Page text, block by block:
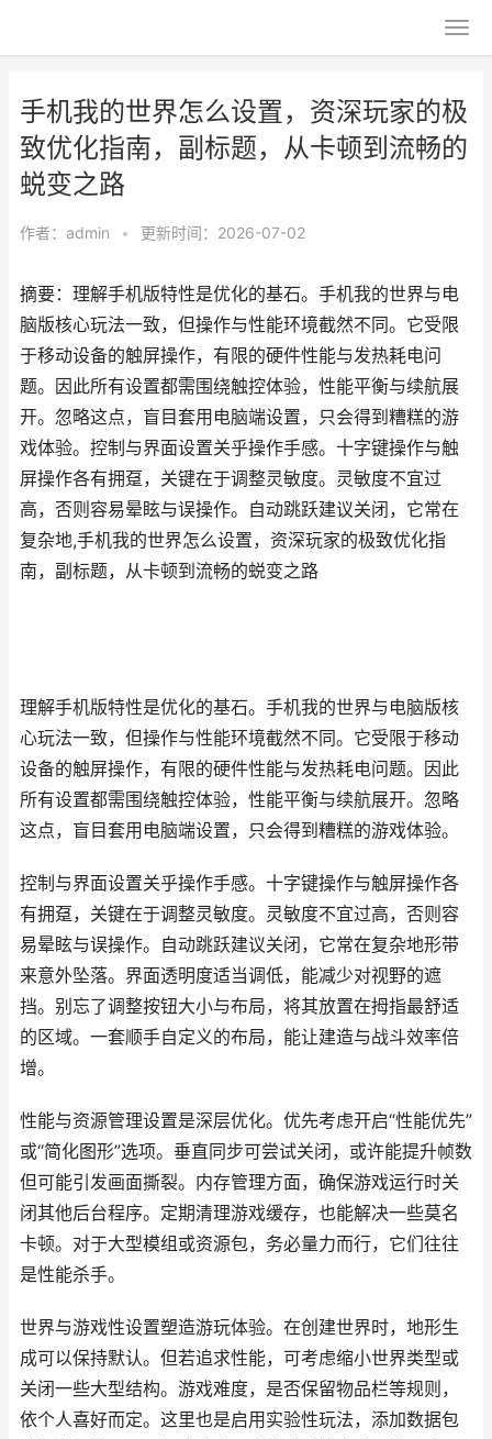
手机我的世界怎么设置，资深玩家的极
致优化指南，副标题，从卡顿到流畅的
蜕变之路
作者： admin • 更新时间：2026-07-02
摘要：理解手机版特性是优化的基石。手机我的世界与电
脑版核心玩法一致，但操作与性能环境截然不同。它受限
于移动设备的触屏操作，有限的硬件性能与发热耗电问
题。因此所有设置都需围绕触控体验，性能平衡与续航展
开。忽略这点，盲目套用电脑端设置，只会得到糟糕的游
戏体验。控制与界面设置关乎操作手感。十字键操作与触
屏操作各有拥趸，关键在于调整灵敏度。灵敏度不宜过
高，否则容易晕眩与误操作。自动跳跃建议关闭，它常在
复杂地,手机我的世界怎么设置，资深玩家的极致优化指
南，副标题，从卡顿到流畅的蜕变之路
理解手机版特性是优化的基石。手机我的世界与电脑版核
心玩法一致，但操作与性能环境截然不同。它受限于移动
设备的触屏操作，有限的硬件性能与发热耗电问题。因此
所有设置都需围绕触控体验，性能平衡与续航展开。忽略
这点，盲目套用电脑端设置，只会得到糟糕的游戏体验。
控制与界面设置关乎操作手感。十字键操作与触屏操作各
有拥趸，关键在于调整灵敏度。灵敏度不宜过高，否则容
易晕眩与误操作。自动跳跃建议关闭，它常在复杂地形带
来意外坠落。界面透明度适当调低，能减少对视野的遮
挡。别忘了调整按钮大小与布局，将其放置在拇指最舒适
的区域。一套顺手自定义的布局，能让建造与战斗效率倍
增。
性能与资源管理设置是深层优化。优先考虑开启“性能优先”
或“简化图形”选项。垂直同步可尝试关闭，或许能提升帧数
但可能引发画面撕裂。内存管理方面，确保游戏运行时关
闭其他后台程序。定期清理游戏缓存，也能解决一些莫名
卡顿。对于大型模组或资源包，务必量力而行，它们往往
是性能杀手。
世界与游戏性设置塑造游玩体验。在创建世界时，地形生
成可以保持默认。但若追求性能，可考虑缩小世界类型或
关闭一些大型结构。游戏难度，是否保留物品栏等规则，
依个人喜好而定。这里也是启用实验性玩法，添加数据包